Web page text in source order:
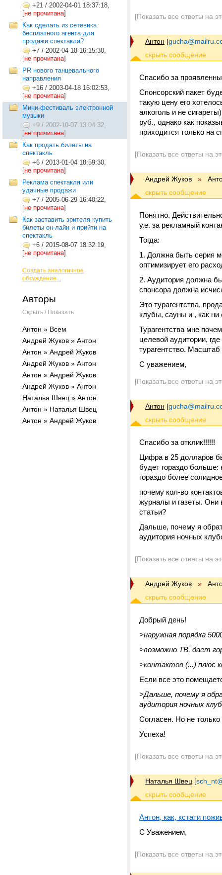
+21 / 2002-04-01 18:37:18,
[не прочитана]
Как сделать из сетевика
бесплатного агента для
продажи спектакля?
+7 / 2002-04-18 16:15:30,
[не прочитана]
PR нового танцевального
направления
+16 / 2003-04-18 16:02:53,
[не прочитана]
Мини-фестиваль электронной
музыки
+9 / 2002-10-07 13:04:32,
[не прочитана]
Как продать билеты на
спектакль
+6 / 2013-01-04 18:59:30,
[не прочитана]
Реклама спектакля или
удачные продажи
+7 / 2005-06-29 16:40:22,
[не прочитана]
Как заставить зрителя купить
билеты он-лайн и прийти на
спектакль
+6 / 2015-08-07 18:32:19,
[не прочитана]
Создать аналогичное
обсуждение...
Авторы
Скрыть / Показать
Антон » Всем
Андрей Жуков » Антон
Антон » Андрей Жуков
Андрей Жуков » Антон
Антон » Андрей Жуков
Андрей Жуков » Антон
Наталья Швец » Антон
Антон » Наталья Швец
Антон » Андрей Жуков
[Показать все ответы на
Антон [
Спасибо за
Спонсорский пакет
такую цену его
алкоголь и не
руб., однако как
приходится только на
[Показать все ответы на
Андрей Жуков »
Понятно.
у.е. за рекламный
Тогда:
1. Должна быть серия
оптимизирует его
2. Аудитория должна
спонсора должна
Это турагентства,
клубы, сауны и , как ни
Турагентства мне
целевой аудитории,
турагентство.
С уважением,
[Показать все ответы на
Антон [
Спасибо за отклик!!!!!!
Цифра в 25 долларов
будет гораздо
гораздо более
почему кол-во
журналы и газеты. Они
статьи?
Дальше, почему я
аудитория ночных
[Показать все ответы на
Андрей Жуков »
Добрый день!
>наружная порядка
>возможно ТВ, дает
>контактов (...) плюс
Если все это
>Дальше, почему я
аудитория ночных
Согласен. Но не
Успеха!
[Показать все ответы на
Наталья Швец [
Антон, как, кстати
С Уважением,
[Показать все ответы на